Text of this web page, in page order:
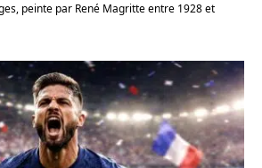
peinte par René Magritte entre 1928 et